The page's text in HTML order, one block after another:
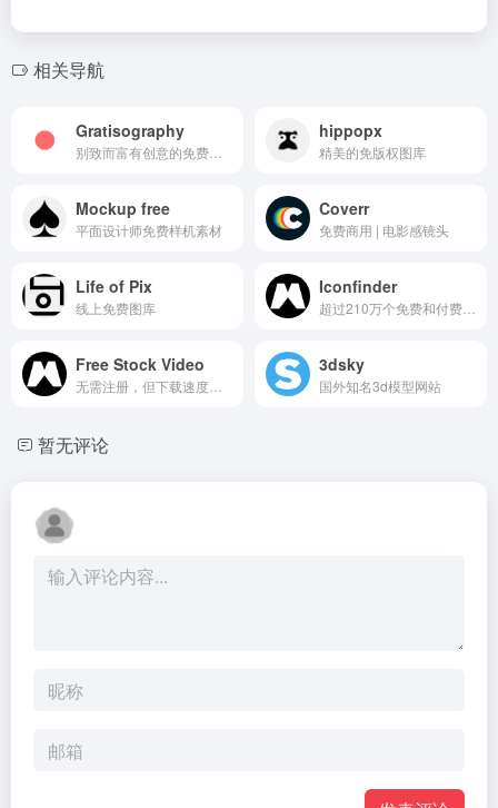
相关导航
Gratisography hippopx
精美的免版权图库
Mockup free
平面设计师免费样机素材
Coverr
免费商用 | 电影感镜头
Life of Pix
线上免费图库
Iconfinder
Free Stock Video 3dsky
国外知名3d模型网站
暂无评论